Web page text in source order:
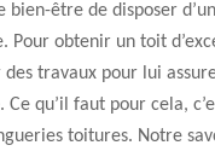
bien-être de disposer
Pour obtenir un toit
travaux pour lui
qu’il faut pour cela,
toitures. Notre